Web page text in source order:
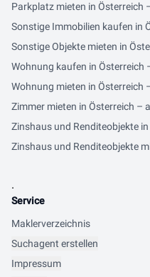
Parkplatz mieten in Österreich
Sonstige Immobilien kaufen in
Sonstige Objekte mieten in
Wohnung kaufen in Österreich
Wohnung mieten in Österreich
Zimmer mieten in Österreich –
Zinshaus und Renditeobjekte
Zinshaus und Renditeobjekte
.
Service
Maklerverzeichnis
Suchagent erstellen
Impressum